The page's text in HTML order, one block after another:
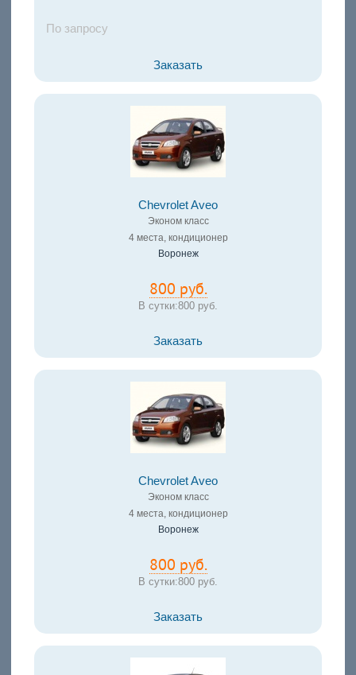
По запросу
Заказать
Chevrolet Aveo
Эконом класс
4 места, кондиционер
Воронеж
800 руб.
В сутки:800 руб.
Заказать
Chevrolet Aveo
Эконом класс
4 места, кондиционер
Воронеж
800 руб.
В сутки:800 руб.
Заказать